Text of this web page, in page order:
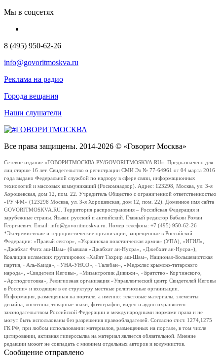
Мы в соцсетях
8 (495) 950-62-26
info@govoritmoskva.ru
Реклама на радио
Города вещания
Наши слушатели
Все права защищены. 2014-2026 © «Говорит Москва»
Сетевое издание «ГОВОРИТМОСКВА.РУ/GOVORITMOSKVA.RU». Предназначено для
лиц старше 16 лет. Свидетельство о регистрации СМИ Эл № 77-64961 от 04 марта 2016
года выдано Федеральной службой по надзору в сфере связи, информационных
технологий и массовых коммуникаций (Роскомнадзор). Адрес: 123298, Москва, ул. 3-я
Хорошевская, дом 12, пом. 22. Учредитель Общество с ограниченной ответственностью
«РУ ФМ» (123298 Москва, ул. 3-я Хорошевская, дом 12, пом. 22). Доменное имя сайта
GOVORITMOSKVA.RU. Территория распространения – Российская Федерация и
зарубежные страны. Языки: русский и английский. Главный редактор Бабаян Роман
Георгиевич. Email: info@govoritmoskva.ru. Номер телефона: +7 (495) 950-62-26
*Экстремистские и террористические организации, запрещенные в Российской
Федерации: «Правый сектор», «Украинская повстанческая армия» (УПА), «ИГИЛ»,
«Джабхат Фатх аш-Шам» (бывшая «Джабхат ан-Нусра», «Джебхат ан-Нусра»),
Коалиция исламских группировок «Хайят Тахрир аш-Шам», Национал-Большевистская
партия, «Аль-Каида», «УНА-УНСО», «Талибан», «Меджлис крымско-татарского
народа», «Свидетели Иеговы», «Мизантропик Дивижн», «Братство» Корчинского,
«Артподготовка», Религиозная организация «Управленческий центр Свидетелей Иеговы
в России» и входящие в ее структуру местные религиозные организации.
Информация, размещенная на портале, а именно: текстовые материалы, элементы
дизайна, логотипы, товарные знаки, фотографии, видео и аудио охраняются
законодательством Российской Федерации и международными нормами права и не
могут быть использованы без разрешения правообладателей. Согласно ст.ст. 1274,1275
ГК РФ, при любом использовании материалов, размещенных на портале, в том числе
цитировании, активная гиперссылка на материал является обязательной. Мнение
редакции может не совпадать с мнением отдельных авторов и колумнистов.
Сообщение отправлено